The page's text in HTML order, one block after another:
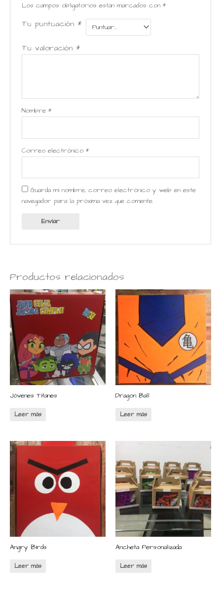
Los campos obligatorios están marcados con *
Tu puntuación *
Tu valoración *
Nombre *
Correo electrónico *
Guarda mi nombre, correo electrónico y web en este
navegador para la próxima vez que comente.
Productos relacionados
Jóvenes Titanes
Leer más
Dragon Ball
Leer más
Angry Birds
Leer más
Ancheta Personalizada
Leer más